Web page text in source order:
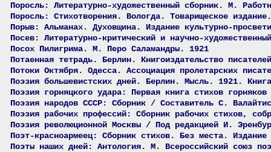
Поросль: Литературно-художественный сборник. М.
Поросль: Стихотворения. Вологда. Товарищеское
Порыв: Альманах. Духовщина. Издание культурно-
Посев: Литературно-критический и научно-
Посох Пилигрима. М. Перо Саламандры. 1921
Потаенная тетрадь. Берлин. Книгоиздательство
Потоки Октября. Одесса. Ассоциация пролетарских
Поэзия большевистских дней. Берлин. Мысль. 1921.
Поэзия горняцкого удара: Первая книга стихов
Поэзия народов СССР: Сборник / Составитель С.
Поэзия рабочих профессий: Сборник рабочих стихов,
Поэзия революционной Москвы / Под редакцией И.
Поэт-красноармеец: Сборник стихов. Без места.
Поэты наших дней: Антология. М. Всероссийский союз